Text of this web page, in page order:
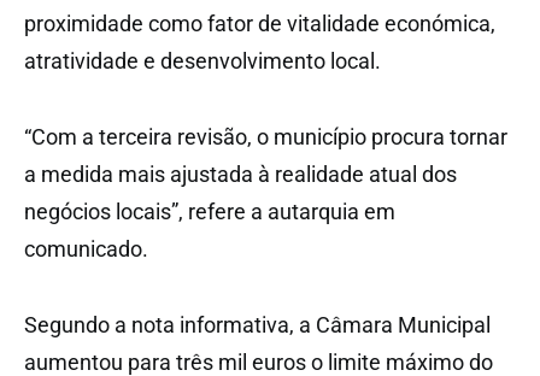
proximidade como fator de vitalidade económica,
atratividade e desenvolvimento local.
“Com a terceira revisão, o município procura tornar
a medida mais ajustada à realidade atual dos
negócios locais”, refere a autarquia em
comunicado.
Segundo a nota informativa, a Câmara Municipal
aumentou para três mil euros o limite máximo do